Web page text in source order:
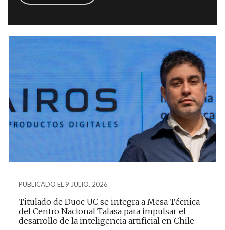
PUBLICADO EL 9 JULIO, 2026
Titulado de Duoc UC se integra a Mesa Técnica
del Centro Nacional Talasa para impulsar el
desarrollo de la inteligencia artificial en Chile